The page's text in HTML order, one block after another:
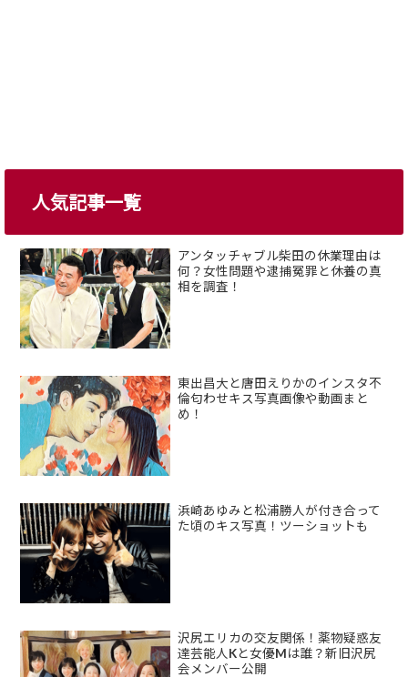
人気記事一覧
アンタッチャブル柴田の休業理由は
何？女性問題や逮捕冤罪と休養の真
相を調査！
東出昌大と唐田えりかのインスタ不
倫匂わせキス写真画像や動画まと
め！
浜崎あゆみと松浦勝人が付き合って
た頃のキス写真！ツーショットも
沢尻エリカの交友関係！薬物疑惑友
達芸能人Kと女優Mは誰？新旧沢尻
会メンバー公開